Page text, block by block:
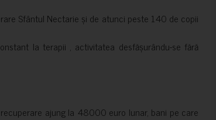
Sfântul Nectarie și de atunci peste 140 de copii
la terapii , activitatea desfășurându-se fără
ajung la 48000 euro lunar, bani pe care